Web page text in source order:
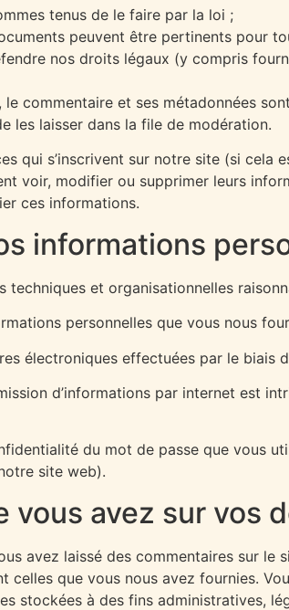
tenus de le faire par la loi ;
peuvent être pertinents pour
nos droits légaux (y compris
le commentaire et ses métadonnées
les laisser dans la file de modération.
qui s’inscrivent sur notre site (si cela
voir, modifier ou supprimer leurs
ces informations.
informations
techniques et organisationnelles
personnelles que vous nous
électroniques effectuées par le
d’informations par internet est
du mot de passe que vous
site web).
vous avez sur vos
avez laissé des commentaires sur
celles que vous nous avez fournies.
stockées à des fins administratives,